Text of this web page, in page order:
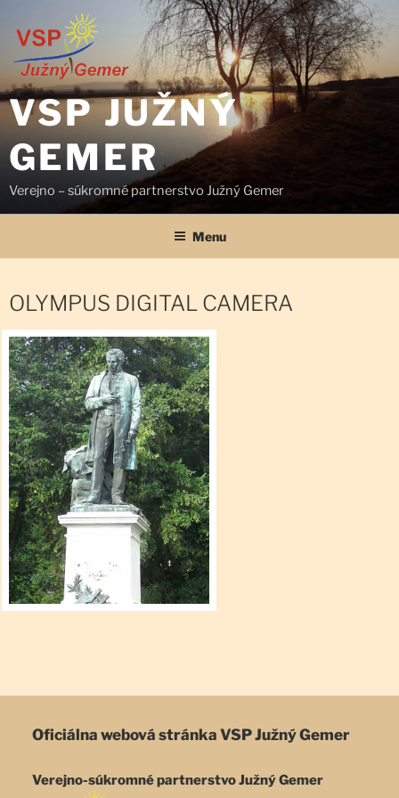
VSP JUŽNÝ
GEMER
Verejno – súkromné partnerstvo Južný Gemer
Menu
OLYMPUS DIGITAL CAMERA
Oficiálna webová stránka VSP Južný Gemer
Verejno-súkromné partnerstvo Južný Gemer